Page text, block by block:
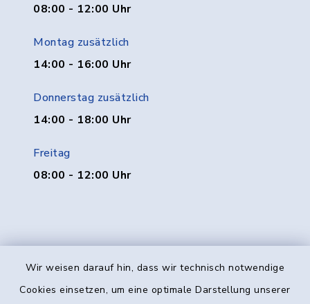
Wir weisen darauf hin, dass wir technisch notwendige
Cookies einsetzen, um eine optimale Darstellung unserer
08:00 - 12:00 Uhr
Montag zusätzlich
14:00 - 16:00 Uhr
Donnerstag zusätzlich
14:00 - 18:00 Uhr
Freitag
08:00 - 12:00 Uhr
Kontakt